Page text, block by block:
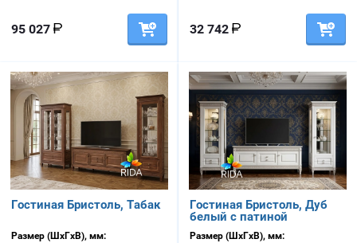
95 027 32 742
Гостиная Бристоль, Табак
Размер (ШхГхВ), мм:
Гостиная Бристоль, Дуб
белый с патиной
Размер (ШхГхВ), мм: